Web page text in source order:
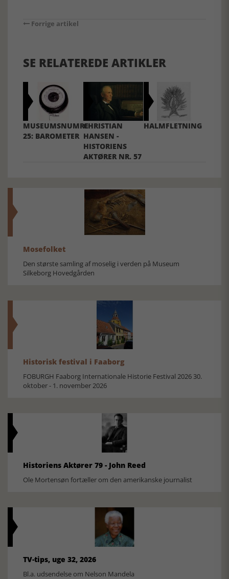
Forrige artikel
SE RELATEREDE ARTIKLER
MUSEUMSNUMRE
25: BAROMETER
CHRISTIAN
HANSEN -
HISTORIENS
AKTØRER NR. 57
HALMFLETNING
Mosefolket
Den største samling af moselig i verden på Museum
Silkeborg Hovedgården
Historisk festival i Faaborg
FOBURGH Faaborg Internationale Historie Festival 2026 30.
oktober - 1. november 2026
Historiens Aktører 79 - John Reed
Ole Mortensøn fortæller om den amerikanske journalist
TV-tips, uge 32, 2026
Bl.a. udsendelse om Nelson Mandela